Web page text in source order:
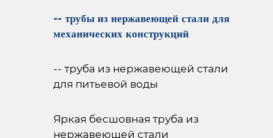
-- трубы из нержавеющей стали для
механических конструкций
-- труба из нержавеющей стали
для питьевой воды
Яркая бесшовная труба из
нержавеющей стали